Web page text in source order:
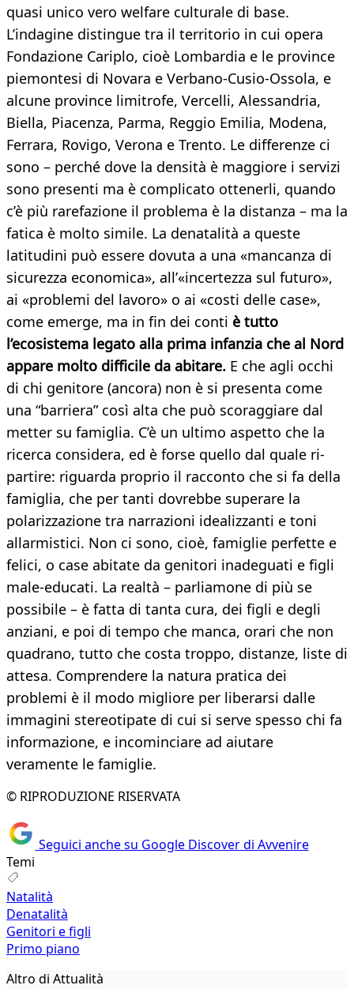
quasi unico vero welfare culturale di base.
L’indagine distingue tra il territorio in cui opera
Fondazione Cariplo, cioè Lombardia e le province
piemontesi di Novara e Verbano-Cusio-Ossola, e
alcune province limitrofe, Vercelli, Alessandria,
Biella, Piacenza, Parma, Reggio Emilia, Modena,
Ferrara, Rovigo, Verona e Trento. Le differenze ci
sono – perché dove la densità è maggiore i servizi
sono presenti ma è complicato ottenerli, quando
c’è più rarefazione il problema è la distanza – ma la
fatica è molto simile. La denatalità a queste
latitudini può essere dovuta a una «mancanza di
sicurezza economica», all’«incertezza sul futuro»,
ai «problemi del lavoro» o ai «costi delle case»,
come emerge, ma in fin dei conti è tutto
l’ecosistema legato alla prima infanzia che al Nord
appare molto difficile da abitare. E che agli occhi
di chi genitore (ancora) non è si presenta come
una “barriera” così alta che può scoraggiare dal
metter su famiglia. C’è un ultimo aspetto che la
ricerca considera, ed è forse quello dal quale ri-
partire: riguarda proprio il racconto che si fa della
famiglia, che per tanti dovrebbe superare la
polarizzazione tra narrazioni idealizzanti e toni
allarmistici. Non ci sono, cioè, famiglie perfette e
felici, o case abitate da genitori inadeguati e figli
male-educati. La realtà – parliamone di più se
possibile – è fatta di tanta cura, dei figli e degli
anziani, e poi di tempo che manca, orari che non
quadrano, tutto che costa troppo, distanze, liste di
attesa. Comprendere la natura pratica dei
problemi è il modo migliore per liberarsi dalle
immagini stereotipate di cui si serve spesso chi fa
informazione, e incominciare ad aiutare
veramente le famiglie.
© RIPRODUZIONE RISERVATA
Seguici anche su Google Discover di Avvenire
Temi
Natalità
Denatalità
Genitori e figli
Primo piano
Altro di Attualità